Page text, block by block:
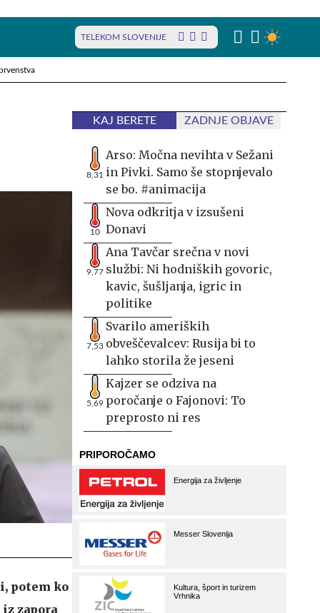
TELEKOM SLOVENIJE
potem ko
zapora
KAJ BERETE ZADNJE OBJAVE
8,31
Arso: Močna nevihta v Sežani
in Pivki. Samo še stopnjevalo
se bo. #animacija
10
Nova odkritja v izsušeni
Donavi
9,77
Ana Tavčar srečna v novi
službi: Ni hodniških govoric,
kavic, šušljanja, igric in
politike
7,53
Svarilo ameriških
obveščevalcev: Rusija bi to
lahko storila že jeseni
5,69
Kajzer se odziva na
poročanje o Fajonovi: To
preprosto ni res